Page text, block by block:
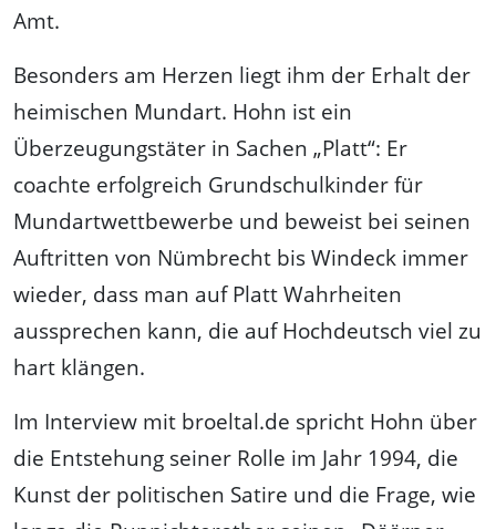
Amt.
Besonders am Herzen liegt ihm der Erhalt der
heimischen Mundart. Hohn ist ein
Überzeugungstäter in Sachen „Platt“: Er
coachte erfolgreich Grundschulkinder für
Mundartwettbewerbe und beweist bei seinen
Auftritten von Nümbrecht bis Windeck immer
wieder, dass man auf Platt Wahrheiten
aussprechen kann, die auf Hochdeutsch viel zu
hart klängen.
Im Interview mit broeltal.de spricht Hohn über
die Entstehung seiner Rolle im Jahr 1994, die
Kunst der politischen Satire und die Frage, wie